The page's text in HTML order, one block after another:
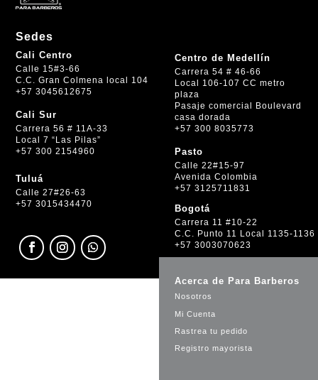
Sedes
Cali Centro
Calle 15#3-66
C.C. Gran Colmena local 104
+57 3045612675
Cali Sur
Carrera 56 # 11A-33
Local 7 “Las Pilas”
+57 300 2154960
Tuluá
Calle 27#26-63
+57 3015434470
Centro de Medellín
Carrera 54 # 46-66
Local 106-107 CC metro
plaza
Pasaje comercial Boulevard
casa dorada
+57 300 8035773
Pasto
Calle 22#15-97
Avenida Colombia
+57 3125711831
Bogotá
Carrera 11 #10-22
C.C. Punto 11 Local 1135-1136
+57 3003070623
Acerca de Para Barberos
Nosotros
Mi Cuenta
Rastrea tu pedido
Registro mayorista